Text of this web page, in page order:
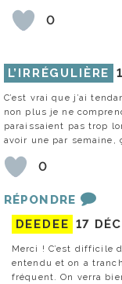
0
L’IRRÉGULIÈRE
C’est vrai que j’ai
non plus je ne
paraissaient pas trop
avoir une par semaine,
0
RÉPONDRE
DEEDEE 17
Merci ! C’est difficile
entendu et on a
fréquent. On verra